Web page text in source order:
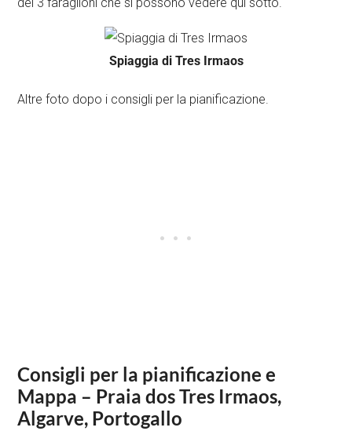
dei 3 faraglioni che si possono vedere qui sotto.
Spiaggia di Tres Irmaos
Altre foto dopo i consigli per la pianificazione.
Consigli per la pianificazione e
Mappa – Praia dos Tres Irmaos,
Algarve, Portogallo